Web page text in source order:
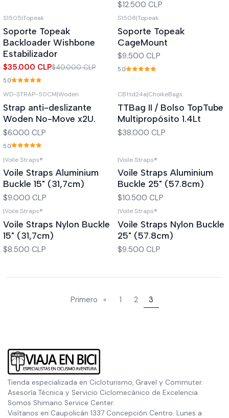
$12.500 CLP
-13% OFF
Agotado
S1505|Topeak
Soporte Topeak
Backloader Wishbone
Estabilizador
$35.000 CLP$40.000 CLP
5.0
Agotado
S1508|Topeak
Soporte Topeak
CageMount
$9.500 CLP
5.0
WD-STRAP-50CM|Woden
Strap anti-deslizante
Woden No-Move x2U.
$6.000 CLP
5.0
Agotado
CBttd24a|ChoikeBags
TTBag II / Bolso TopTube
Multipropósito 1.4Lt
$38.000 CLP
Agotado
|Voile Straps®
Voile Straps Aluminium
Buckle 15" (31,7cm)
$9.000 CLP
Agotado
|Voile Straps®
Voile Straps Aluminium
Buckle 25" (57.8cm)
$10.500 CLP
Agotado
|Voile Straps®
Voile Straps Nylon Buckle
15" (31,7cm)
$8.500 CLP
Agotado
|Voile Straps®
Voile Straps Nylon Buckle
25" (57.8cm)
$9.500 CLP
Primero « 1 2 3
Tienda especializada en Cicloturismo, Gravel y Commuter.
Asesoría Técnica y Servicio Ciclomecánico de Excelencia.
Somos Shimano Service Center.
Visítanos en Caupolicán 1337 Concepción Centro. Lunes a